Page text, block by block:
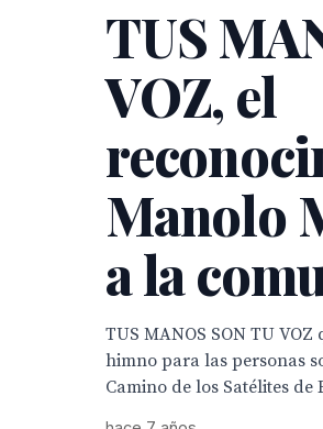
TUS
VOZ, el
Manolo
a la
TUS MANOS SON TU
himno para las personas
Camino de los Satélites de